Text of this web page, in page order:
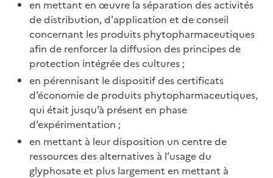
en mettant en œuvre la séparation des activités
de distribution, d'application et de conseil
concernant les produits phytopharmaceutiques
afin de renforcer la diffusion des principes de
protection intégrée des cultures ;
en pérennisant le dispositif des certificats
d’économie de produits phytopharmaceutiques,
qui était jusqu’à présent en phase
d’expérimentation ;
en mettant à leur disposition un centre de
ressources des alternatives à l’usage du
glyphosate et plus largement en mettant à